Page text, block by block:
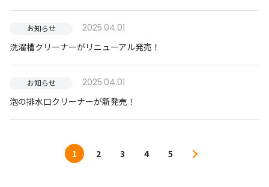
お知らせ
2025.04.01
洗濯槽クリーナーがリニューアル発売！
お知らせ
2025.04.01
泡の排水口クリーナーが新発売！
1 2 3 4 5